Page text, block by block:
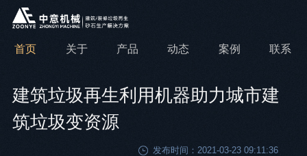
首页 关于 产品 动态 案例 联系
建筑垃圾再生利用机器助力城市建
筑垃圾变资源
发布时间：2021-03-23 09:11:36